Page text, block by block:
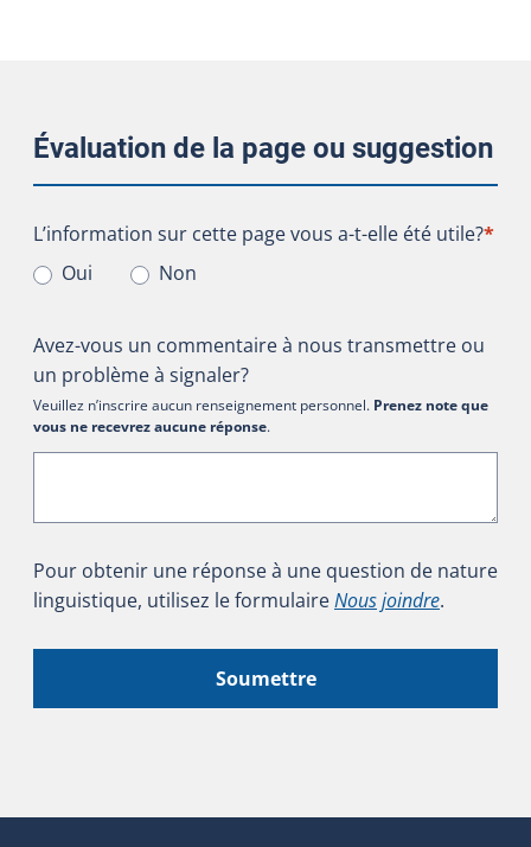
Évaluation de la page ou suggestion
L’information sur cette page vous a-t-elle été utile?
L’information sur cette page vous a-t-elle été utile?*
Oui
Non
Avez-vous un commentaire à nous transmettre ou
un problème à signaler?
Veuillez n’inscrire aucun renseignement personnel. Prenez note que
vous ne recevrez aucune réponse.
Pour obtenir une réponse à une question de nature
linguistique, utilisez le formulaireNous joindre.
Soumettre